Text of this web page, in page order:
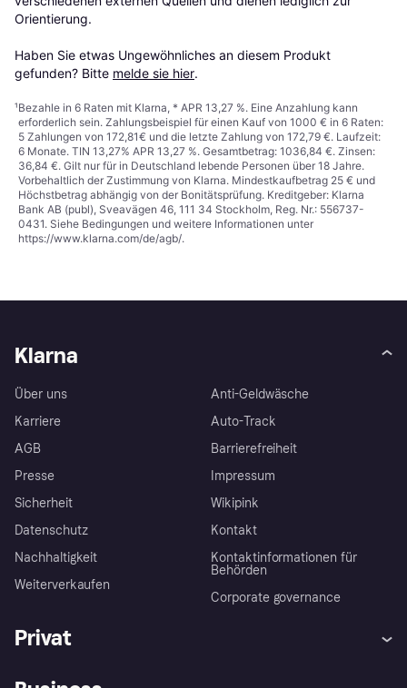
Orientierung.
Haben Sie etwas Ungewöhnliches an diesem Produkt
gefunden? Bitte melde sie hier.
¹Bezahle in 6 Raten mit Klarna, * APR 13,27 %. Eine Anzahlung kann
erforderlich sein. Zahlungsbeispiel für einen Kauf von 1000 € in 6 Raten:
5 Zahlungen von 172,81€ und die letzte Zahlung von 172,79 €. Laufzeit:
6 Monate. TIN 13,27% APR 13,27 %. Gesamtbetrag: 1036,84 €. Zinsen:
36,84 €. Gilt nur für in Deutschland lebende Personen über 18 Jahre.
Vorbehaltlich der Zustimmung von Klarna. Mindestkaufbetrag 25 € und
Höchstbetrag abhängig von der Bonitätsprüfung. Kreditgeber: Klarna
Bank AB (publ), Sveavägen 46, 111 34 Stockholm, Reg. Nr.: 556737-
0431. Siehe Bedingungen und weitere Informationen unter
https://www.klarna.com/de/agb/.
Klarna
Über uns
Karriere
AGB
Presse
Sicherheit
Datenschutz
Nachhaltigkeit
Weiterverkaufen
Anti-Geldwäsche
Auto-Track
Barrierefreiheit
Impressum
Wikipink
Kontakt
Kontaktinformationen für
Behörden
Corporate governance
Privat